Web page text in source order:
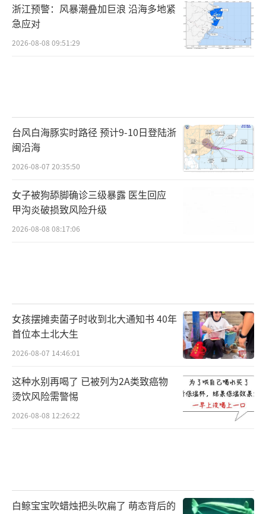
浙江预警：风暴潮叠加巨浪 沿海多地紧
急应对
2026-08-08 09:51:29
台风白海豚实时路径 预计9-10日登陆浙
闽沿海
2026-08-07 20:35:50
女子被狗舔脚确诊三级暴露 医生回应
甲沟炎破损致风险升级
2026-08-08 08:17:06
女孩摆摊卖菌子时收到北大通知书 40年
首位本土北大生
2026-08-07 14:46:01
这种水别再喝了 已被列为2A类致癌物
烫饮风险需警惕
2026-08-08 12:26:22
白鲸宝宝吹蜡烛把头吹扁了 萌态背后的